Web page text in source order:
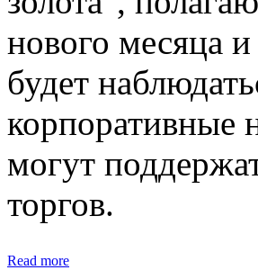
нового месяца
будет
корпоративные
могут
торгов.
Read more